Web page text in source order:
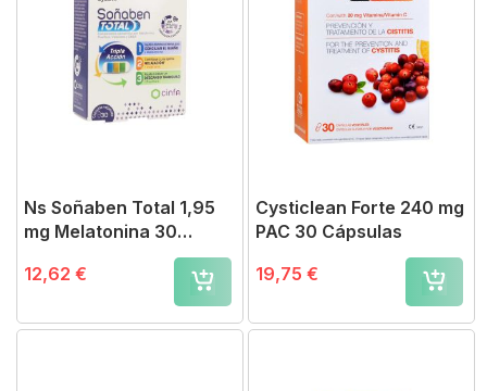
Ns Soñaben Total 1,95
mg Melatonina 30
12,62 €
Cysticlean Forte 240 mg
PAC 30 Cápsulas
19,75 €